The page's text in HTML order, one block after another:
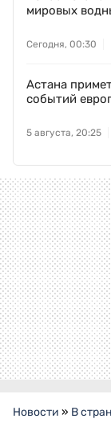
мировых
Сегодня, 00:30
Астана
событий
5 августа, 20:25
Новости » В